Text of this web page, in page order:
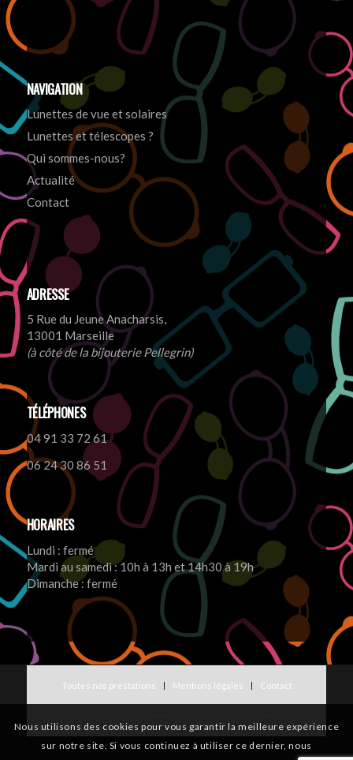
NAVIGATION
Lunettes de vue et solaires
Lunettes et télescopes ?
Qui sommes-nous?
Actualité
Contact
ADRESSE
5 Rue du Jeune Anacharsis,
13001 Marseille
(à côté de la bijouterie Pellegrin)
TÉLÉPHONES
04 91 33 72 61
06 24 30 86 51
HORAIRES
Lundi : fermé
Mardi au samedi : 10h à 13h et 14h30 à 19h
Dimanche : fermé
Toutes nos prestations Mentions légales Contact
Nous utilisons des cookies pour vous garantir la meilleure expérience
sur notre site. Si vous continuez à utiliser ce dernier, nous